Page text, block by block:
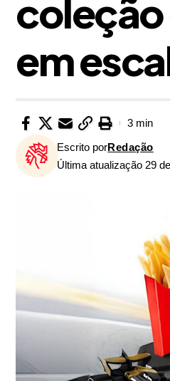
coleção
em
Última atualização 29
Escrito porRedação
3 min